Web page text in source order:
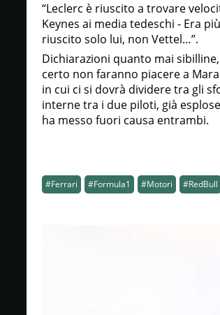
“Leclerc è riuscito a trovare
Keynes ai media tedeschi - Era
riuscito solo lui, non Vettel…”.
Dichiarazioni quanto mai
certo non faranno piacere a
in cui ci si dovrà dividere tra gli
interne tra i due piloti, già
ha messo fuori causa entrambi.
#Ferrari #Formula1 #Motori #RedBull